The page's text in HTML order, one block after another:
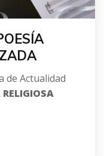
de Actualidad
RELIGIOSA